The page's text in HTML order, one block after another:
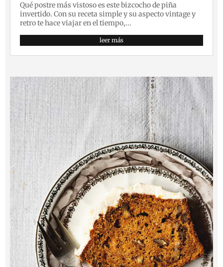
Qué postre más vistoso es este bizcocho de piña
invertido. Con su receta simple y su aspecto vintage y
retro te hace viajar en el tiempo,...
leer más